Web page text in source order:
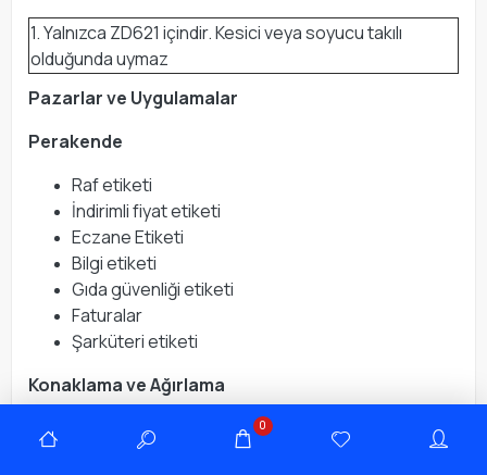
1. Yalnızca ZD621 içindir. Kesici veya soyucu takılı
olduğunda uymaz
Pazarlar ve Uygulamalar
Perakende
Raf etiketi
İndirimli fiyat etiketi
Eczane Etiketi
Bilgi etiketi
Gıda güvenliği etiketi
Faturalar
Şarküteri etiketi
Konaklama ve Ağırlama
Otomatik servis hatırlatıcısı
Biletleme
0